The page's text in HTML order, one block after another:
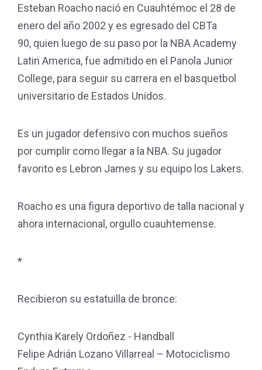
Esteban Roacho nació en Cuauhtémoc el 28 de
enero del año 2002 y es egresado del CBTa
90, quien luego de su paso por la NBA Academy
Latin America, fue admitido en el Panola Junior
College, para seguir su carrera en el basquetbol
universitario de Estados Unidos.
Es un jugador defensivo con muchos sueños
por cumplir como llegar a la NBA. Su jugador
favorito es Lebron James y su equipo los Lakers.
Roacho es una figura deportivo de talla nacional y
ahora internacional, orgullo cuauhtemense.
*
Recibieron su estatuilla de bronce:
Cynthia Karely Ordoñez - Handball
Felipe Adrián Lozano Villarreal – Motociclismo